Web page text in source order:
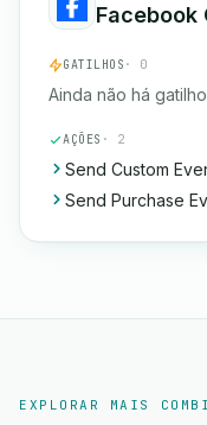
Facebook
GATILHOS · 0
Ainda não há
AÇÕES · 2
Send Custom
Send Purchase
EXPLORAR MAIS